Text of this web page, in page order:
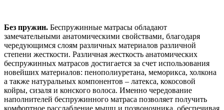
Без пружин. Беспружинные матрасы обладают
замечательными анатомическими свойствами, благодаря
чередующимся слоям различных материалов различной
степени жесткости. Различная жесткость анатомических
беспружинных матрасов достигается за счет использования
новейших материалов: пенополиуретана, меморикса, холкона
а также натуральных компонентов – латекса, кокосовой
койры, сизаля и конского волоса. Именно чередование
наполнителей беспружинного матраса позволяет получить
комфортное расслабление мышц и позвоночника, обеспечивая